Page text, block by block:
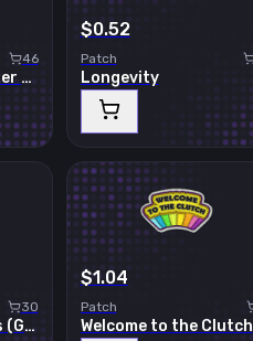
46
Metal Supreme Master First Class
$0.52
Patch
Longevity
30
Patch | Evil Geniuses (Gold) | Stockholm 2021
$1.04
Patch
Welcome to the Clutch